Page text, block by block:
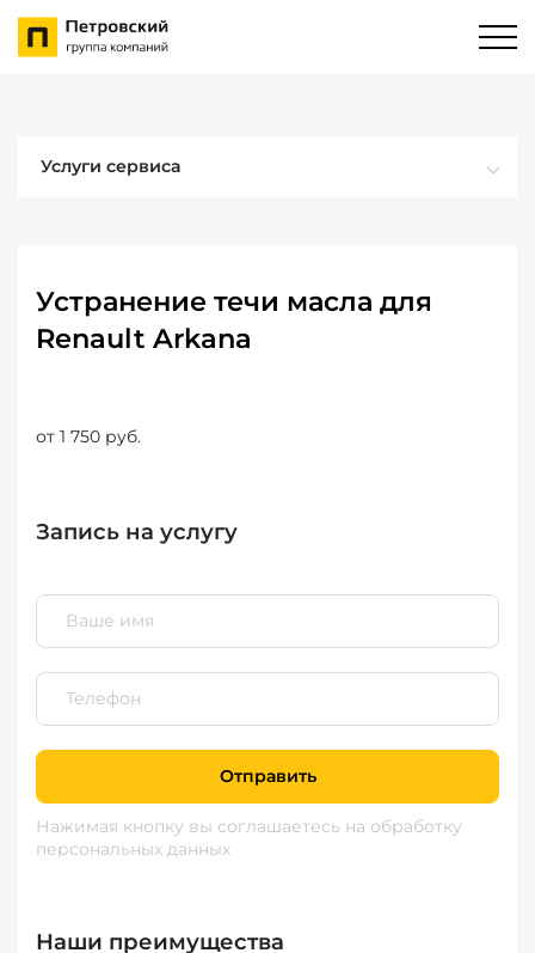
Услуги сервиса
Устранение течи масла для
Renault Arkana
от 1 750 руб.
Запись на услугу
Отправить
Нажимая кнопку вы соглашаетесь на обработку
персональных данных
Наши преимущества